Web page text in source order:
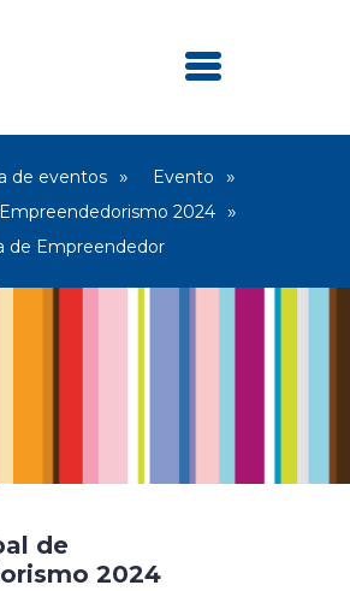
de eventos
Evento
2024
de Empreendedor
de
2024